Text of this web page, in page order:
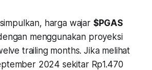
harga wajar $PGAS
menggunakan proyeksi
trailing months. Jika melihat
2024 sekitar Rp1.470